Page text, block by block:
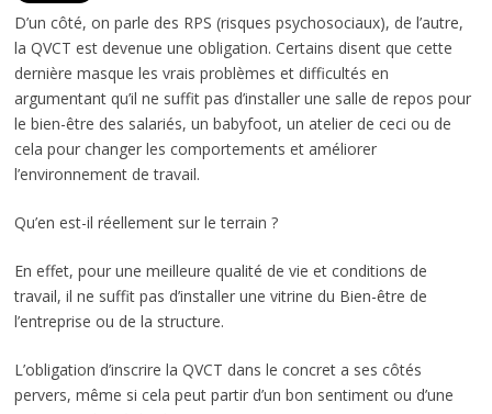
D’un côté, on parle des RPS (risques psychosociaux), de l’autre,
la QVCT est devenue une obligation. Certains disent que cette
dernière masque les vrais problèmes et difficultés en
argumentant qu’il ne suffit pas d’installer une salle de repos pour
le bien-être des salariés, un babyfoot, un atelier de ceci ou de
cela pour changer les comportements et améliorer
l’environnement de travail.
Qu’en est-il réellement sur le terrain ?
En effet, pour une meilleure qualité de vie et conditions de
travail, il ne suffit pas d’installer une vitrine du Bien-être de
l’entreprise ou de la structure.
L’obligation d’inscrire la QVCT dans le concret a ses côtés
pervers, même si cela peut partir d’un bon sentiment ou d’une